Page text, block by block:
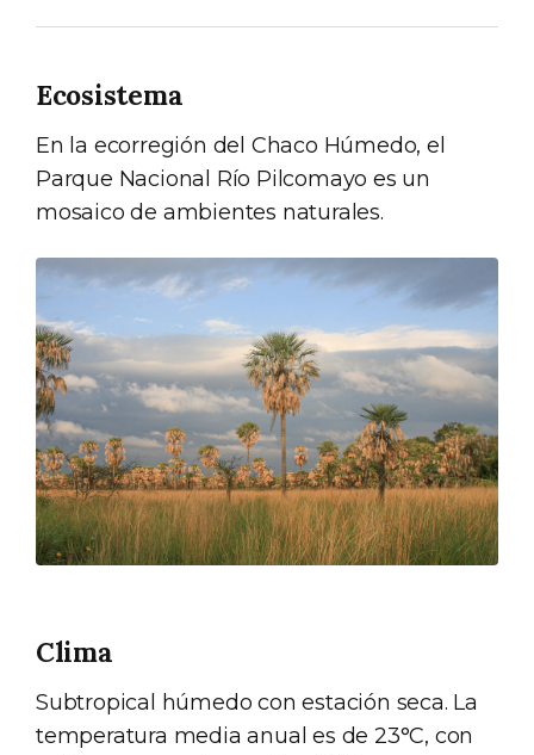
Ecosistema
En la ecorregión del Chaco Húmedo, el
Parque Nacional Río Pilcomayo es un
mosaico de ambientes naturales.
Clima
Subtropical húmedo con estación seca. La
temperatura media anual es de 23°C, con